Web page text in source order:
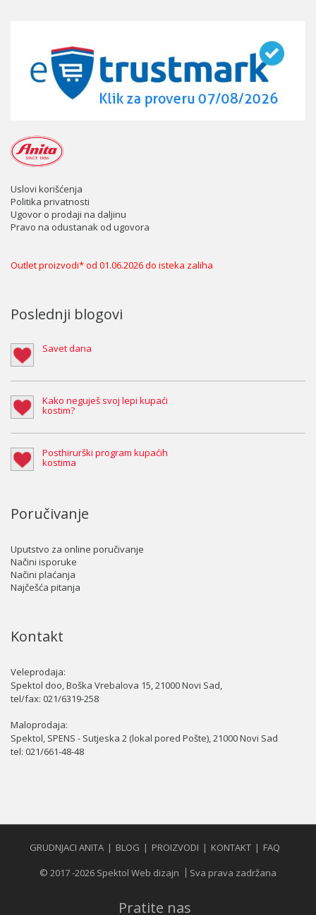
Uslovi korišćenja
Politika privatnosti
Ugovor o prodaji na daljinu
Pravo na odustanak od ugovora
Outlet proizvodi* od 01.06.2026 do isteka zaliha
Poslednji blogovi
Savet dana
Kako neguješ svoj lepi kupaći
kostim?
Posthirurški program kupaćih
kostima
Poručivanje
Uputstvo za online poručivanje
Načini isporuke
Načini plaćanja
Najčešća pitanja
Kontakt
Veleprodaja:
Spektol doo, Boška Vrebalova 15, 21000 Novi Sad,
tel/fax: 021/6319-258
Maloprodaja:
Spektol, SPENS - Sutjeska 2 (lokal pored Pošte), 21000 Novi Sad
tel: 021/661-48-48
GRUDNJACI ANITA BLOG PROIZVODI KONTAKT
FAQ
© 2017 -2026 Spektol Web dizajn
Sva prava zadržana
Pratite nas